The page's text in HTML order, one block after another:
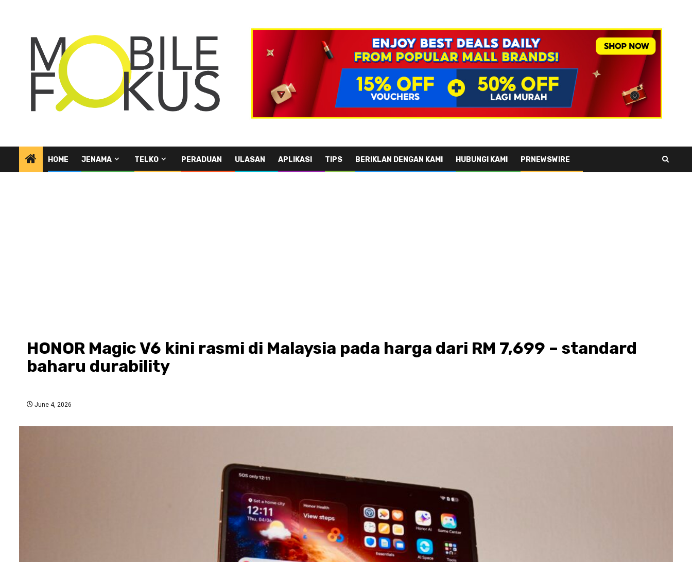
HOME JENAMA TELKO PERADUAN ULASAN APLIKASI TIPS BERIKLAN DENGAN KAMI HUBUNGI KAMI PRNEWSWIRE
HONOR Magic V6 kini rasmi di Malaysia pada harga dari RM 7,699 – standard
baharu durability
June 4, 2026